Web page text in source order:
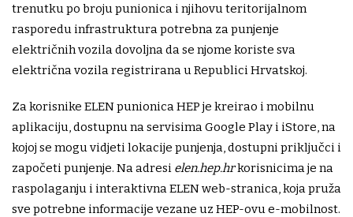
trenutku po broju punionica i njihovu teritorijalnom
rasporedu infrastruktura potrebna za punjenje
električnih vozila dovoljna da se njome koriste sva
električna vozila registrirana u Republici Hrvatskoj.
Za korisnike ELEN punionica HEP je kreirao i mobilnu
aplikaciju, dostupnu na servisima Google Play i iStore, na
kojoj se mogu vidjeti lokacije punjenja, dostupni priključci i
započeti punjenje. Na adresi elen.hep.hrkorisnicima je na
raspolaganju i interaktivna ELEN web-stranica, koja pruža
sve potrebne informacije vezane uz HEP-ovu e-mobilnost.